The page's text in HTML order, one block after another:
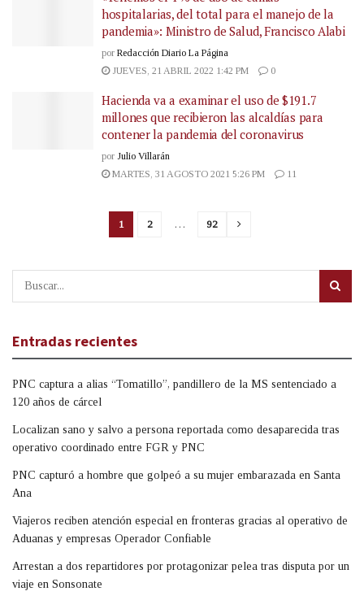
hospitalarias, del total para el manejo de la
pandemia»: Ministro de Salud, Francisco Alabi
por Redacción Diario La Página
JUEVES, 21 ABRIL 2022 1:42 PM
0
Hacienda va a examinar el uso de $191.7
millones que recibieron las alcaldías para
contener la pandemia del coronavirus
por Julio Villarán
MARTES, 31 AGOSTO 2021 5:26 PM
11
1 2 … 92
Entradas recientes
PNC captura a alias “Tomatillo”, pandillero de la MS sentenciado a
120 años de cárcel
Localizan sano y salvo a persona reportada como desaparecida tras
operativo coordinado entre FGR y PNC
PNC capturó a hombre que golpeó a su mujer embarazada en Santa
Ana
Viajeros reciben atención especial en fronteras gracias al operativo de
Aduanas y empresas Operador Confiable
Arrestan a dos repartidores por protagonizar pelea tras disputa por un
viaje en Sonsonate